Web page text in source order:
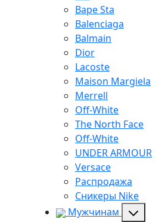
Bape Sta
Balenciaga
Balmain
Dior
Lacoste
Maison Margiela
Merrell
Off-White
The North Face
Off-White
UNDER ARMOUR
Versace
Распродажа
Сникеры Nike
Мужчинам